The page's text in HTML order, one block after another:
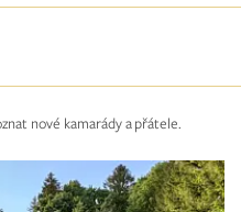
nové kamarády a přátele.